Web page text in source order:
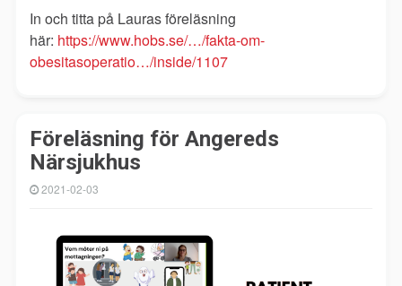
In och titta på Lauras föreläsning
här: https://www.hobs.se/…/fakta-om-
obesitasoperatio…/inside/1107
Föreläsning för Angereds
Närsjukhus
2021-02-03